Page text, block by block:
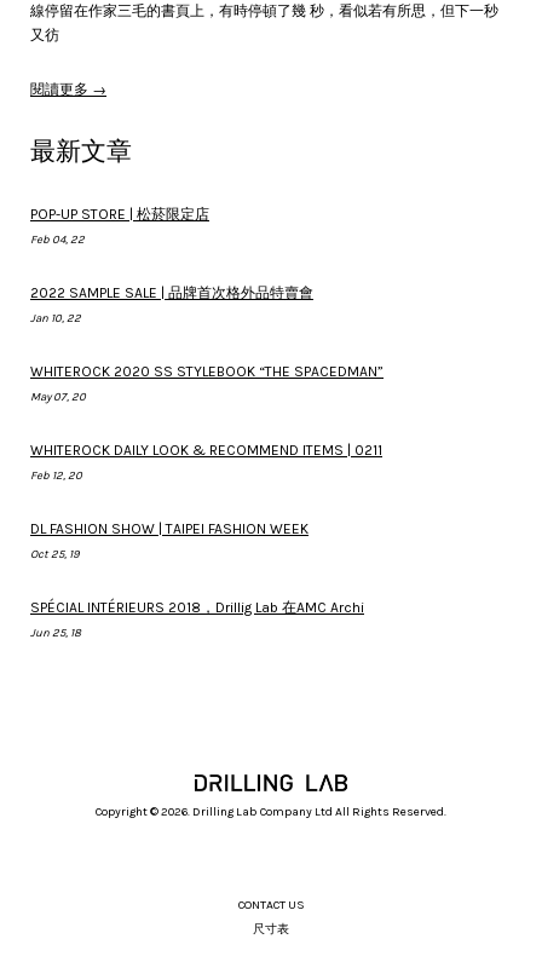
線停留在作家三毛的書頁上，有時停頓了幾 秒，看似若有所思，但下一秒
又彷
閱讀更多 →
最新文章
POP-UP STORE | 松菸限定店
Feb 04, 22
2022 SAMPLE SALE | 品牌首次格外品特賣會
Jan 10, 22
WHITEROCK 2020 SS STYLEBOOK “THE SPACEDMAN”
May 07, 20
WHITEROCK DAILY LOOK & RECOMMEND ITEMS | 0211
Feb 12, 20
DL FASHION SHOW | TAIPEI FASHION WEEK
Oct 25, 19
SPÉCIAL INTÉRIEURS 2018，Drillig Lab 在AMC Archi
Jun 25, 18
Copyright © 2026. Drilling Lab Company Ltd All Rights Reserved.
CONTACT US
尺寸表